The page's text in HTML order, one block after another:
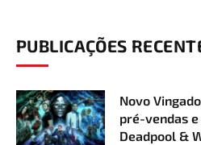
PUBLICAÇÕES
Novo
pré-vendas
Deadpool &